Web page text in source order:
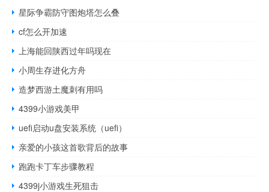
星际争霸防守图炮塔怎么叠
cf怎么开加速
上海能回陕西过年吗现在
小周生存进化方舟
造梦西游土魔刺有用吗
4399小游戏美甲
uefi启动u盘安装系统（uefi）
亲爱的小孩这首歌背后的故事
跑跑卡丁车步骤教程
4399j小游戏生死狙击